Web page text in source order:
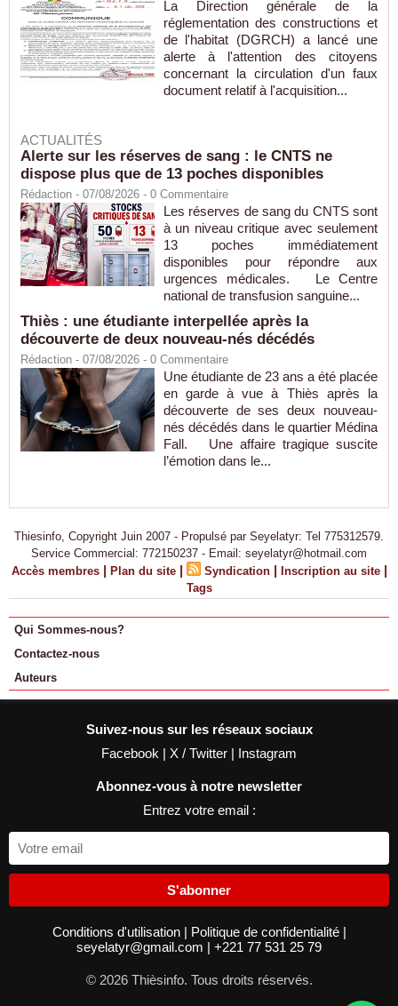
La Direction générale de la
réglementation des constructions et
de l'habitat (DGRCH) a lancé une
alerte à l'attention des citoyens
concernant la circulation d'un faux
document relatif à l'acquisition...
ACTUALITÉS
Alerte sur les réserves de sang : le CNTS ne
dispose plus que de 13 poches disponibles
Rédaction - 07/08/2026 - 0 Commentaire
Les réserves de sang du CNTS sont
à un niveau critique avec seulement
13 poches immédiatement
disponibles pour répondre aux
urgences médicales. Le Centre
national de transfusion sanguine...
Thiès : une étudiante interpellée après la
découverte de deux nouveau-nés décédés
Rédaction - 07/08/2026 - 0 Commentaire
Une étudiante de 23 ans a été placée
en garde à vue à Thiès après la
découverte de ses deux nouveau-
nés décédés dans le quartier Médina
Fall. Une affaire tragique suscite
l’émotion dans le...
Thiesinfo, Copyright Juin 2007 - Propulsé par Seyelatyr: Tel 775312579.
Service Commercial: 772150237 - Email: seyelatyr@hotmail.com
Accès membres | Plan du site | Syndication | Inscription au site |
Tags
Qui Sommes-nous?
Contactez-nous
Auteurs
Suivez-nous sur les réseaux sociaux
Facebook | X / Twitter | Instagram
Abonnez-vous à notre newsletter
Entrez votre email :
S'abonner
Conditions d'utilisation | Politique de confidentialité |
seyelatyr@gmail.com | +221 77 531 25 79
© 2026 Thièsinfo. Tous droits réservés.